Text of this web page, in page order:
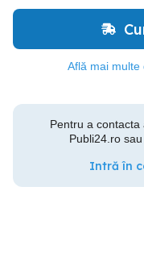
Află mai
Pentru a
Publi24.ro
Intră în